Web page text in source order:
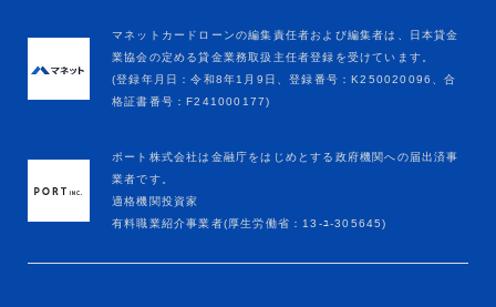
マネットカードローンの編集責任者および編集者は、日本貸金
業協会の定める貸金業務取扱主任者登録を受けています。
(登録年月日：令和8年1月9日、登録番号：K250020096、合
格証書番号：F241000177)
ポート株式会社は金融庁をはじめとする政府機関への届出済事
業者です。
適格機関投資家
有料職業紹介事業者(厚生労働省：13-ﾕ-305645)